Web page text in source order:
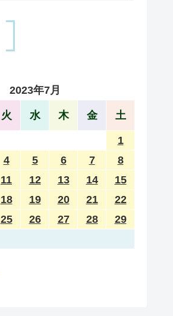
2023年7月
火 水 木 金 土
1
4 5 6 7
8
11 12 13 14
15
18 19 20 21
22
25 26 27 28
29